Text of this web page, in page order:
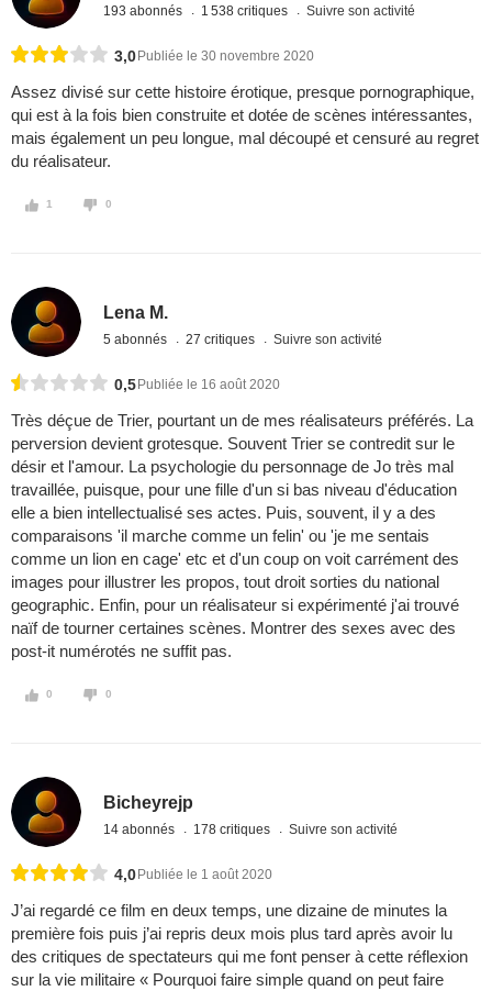
193 abonnés 1 538 critiques Suivre son activité
3,0 Publiée le 30 novembre 2020
Assez divisé sur cette histoire érotique, presque pornographique,
qui est à la fois bien construite et dotée de scènes intéressantes,
mais également un peu longue, mal découpé et censuré au regret
du réalisateur.
1 0
Lena M.
5 abonnés 27 critiques Suivre son activité
0,5 Publiée le 16 août 2020
Très déçue de Trier, pourtant un de mes réalisateurs préférés. La
perversion devient grotesque. Souvent Trier se contredit sur le
désir et l'amour. La psychologie du personnage de Jo très mal
travaillée, puisque, pour une fille d'un si bas niveau d'éducation
elle a bien intellectualisé ses actes. Puis, souvent, il y a des
comparaisons 'il marche comme un felin' ou 'je me sentais
comme un lion en cage' etc et d'un coup on voit carrément des
images pour illustrer les propos, tout droit sorties du national
geographic. Enfin, pour un réalisateur si expérimenté j'ai trouvé
naïf de tourner certaines scènes. Montrer des sexes avec des
post-it numérotés ne suffit pas.
0 0
Bicheyrejp
14 abonnés 178 critiques Suivre son activité
4,0 Publiée le 1 août 2020
J’ai regardé ce film en deux temps, une dizaine de minutes la
première fois puis j’ai repris deux mois plus tard après avoir lu
des critiques de spectateurs qui me font penser à cette réflexion
sur la vie militaire « Pourquoi faire simple quand on peut faire